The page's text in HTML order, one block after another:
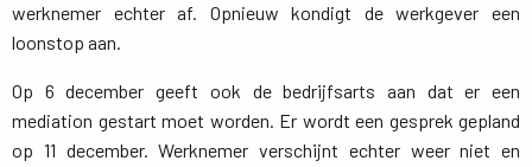
werknemer echter af. Opnieuw kondigt de werkgever een
loonstop aan.
Op 6 december geeft ook de bedrijfsarts aan dat er een
mediation gestart moet worden. Er wordt een gesprek gepland
op 11 december. Werknemer verschijnt echter weer niet en